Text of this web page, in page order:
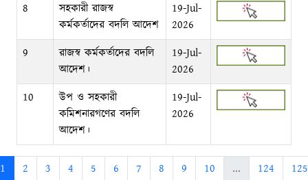
8
সহকারী রাজস্ব
কর্মকর্তাদের বদলি আদেশ
19-Jul-
2026
9
রাজস্ব কর্মকর্তাদের বদলি
আদেশ।
19-Jul-
2026
10
উপ ও সহকারী
কমিশনারগণের বদলি
আদেশ।
19-Jul-
2026
1 2 3 4 5 6 7 8 9 10 ... 124 125